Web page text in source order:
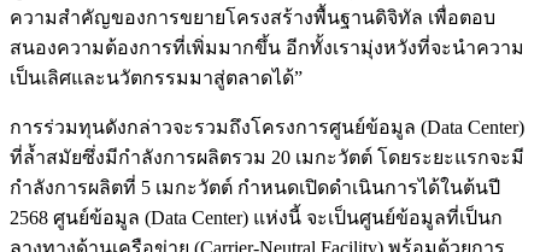
ความสำคัญของการขยายโครงสร้างพื้นฐานดิจิทัล เพื่อตอบ
สนองความต้องการที่เพิ่มมากขึ้น อีกทั้งเรามุ่งหวังที่จะนำความ
เป็นเลิศและนวัตกรรมมาสู่ตลาดได้”
การร่วมทุนดังกล่าวจะรวมถึงโครงการศูนย์ข้อมูล (Data Center)
ที่ล้ำสมัยซึ่งมีกำลังการผลิตรวม 20 เมกะวัตต์ โดยระยะแรกจะมี
กำลังการผลิตที่ 5 เมกะวัตต์ กำหนดเปิดดำเนินการได้ในต้นปี
2568 ศูนย์ข้อมูล (Data Center) แห่งนี้ จะเป็นศูนย์ข้อมูลที่เป็นก
ลางทางด้านเครือข่าย (Carrier-Neutral Facility) พร้อมด้วยการ